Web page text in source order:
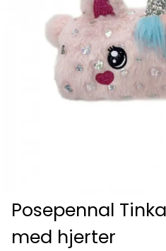
Posepennal
med hjerter